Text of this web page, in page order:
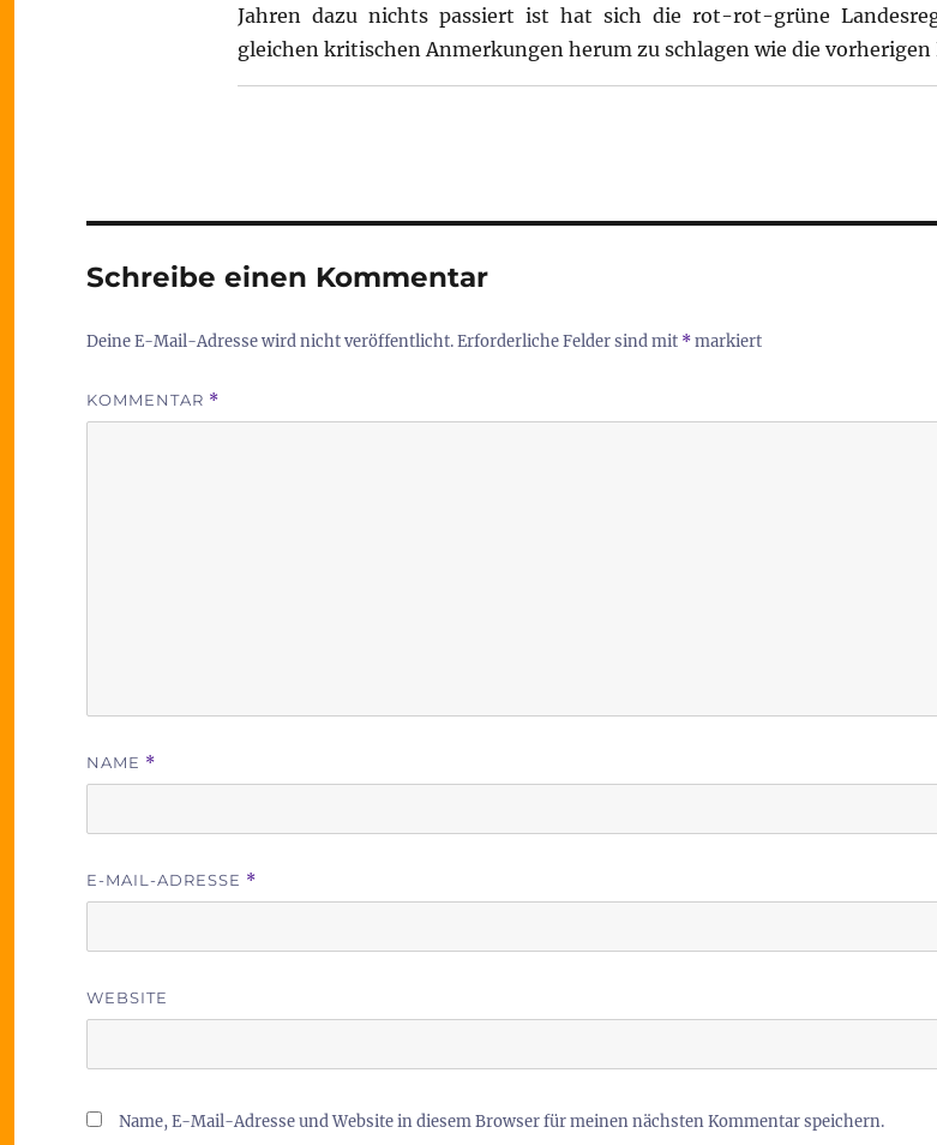
Jahren dazu nichts passiert ist hat sich die rot-rot-grüne
gleichen kritischen Anmerkungen herum zu schlagen wie die vorherigen
Schreibe einen Kommentar
Deine E-Mail-Adresse wird nicht veröffentlicht.Erforderliche Felder sind mit *markiert
KOMMENTAR *
NAME *
E-MAIL-ADRESSE *
WEBSITE
Name, E-Mail-Adresse und Website in diesem Browser für meinen nächsten Kommentar speichern.